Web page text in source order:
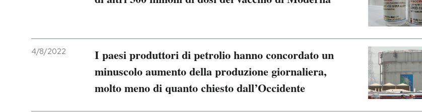
4/8/2022
I paesi produttori di petrolio hanno concordato un
minuscolo aumento della produzione giornaliera,
molto meno di quanto chiesto dall’Occidente